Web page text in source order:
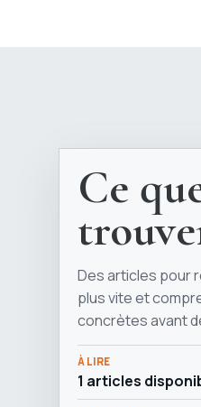
Ce
Des articles pour
plus vite et
concrètes avant
À LIRE
1 articles